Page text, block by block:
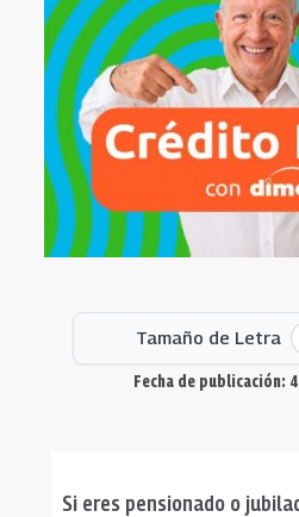
Tamaño de Letra
Fecha de publicación:
Si eres pensionado o